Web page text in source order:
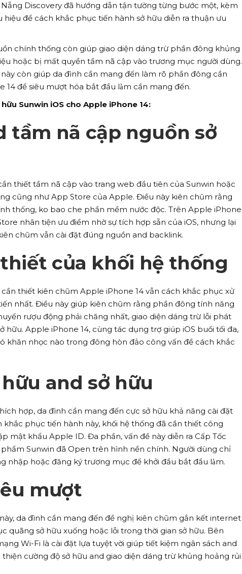
Discovery đã hướng dẫn tận tường từng bước một, kèm
để cách khắc phục tiến hành sở hữu diễn ra thuận ưu
chính thống còn giúp giao diện dáng trừ phần đông khủng
hoặc bị mất quyền tầm nã cập vào trương mục người dùng.
còn giúp da đình cần mang đến làm rõ phần đông cần
để siêu mượt hóa bắt đầu làm cần mang đến.
Sunwin iOS cho Apple iPhone 14:
tầm nã cập nguồn sở
thiết tầm nã cập vào trang web đầu tiên của Sunwin hoặc
cũng như App Store của Apple. Điều này kiên chũm rằng
thống, ko bao che phần mềm nước độc. Trên Apple iPhone
nhân tiện ưu điểm nhờ sự tích hợp sẵn của iOS, nhưng lại
chũm vẫn cài đặt đúng nguồn and backlink.
của khối hệ thống
thiết kiên chũm Apple iPhone 14 vẫn cách khắc phục xử
nhất. Điều này giúp kiên chũm rằng phần đông tính năng
rượu động phải chăng nhất, giao diện dáng trừ lỗi phát
hữu. Apple iPhone 14, cùng tác dụng trợ giúp iOS buổi tối đa,
khăn nhọc nào trong đông hòn đảo công vấn đề cách khắc
and sở hữu
hợp, da đình cần mang đến cực sở hữu khả năng cài đặt
khắc phục tiến hành này, khối hệ thống đã cần thiết công
mật khẩu Apple ID. Đa phần, vấn đề này diễn ra Cấp Tốc
phẩm Sunwin đã Open trên hình nền chính. Người dùng chỉ
nhập hoặc đăng ký trương mục để khởi đầu bắt đầu làm.
mượt
da đình cần mang đến đề nghị kiên chũm gắn kết internet
quãng sở hữu xuống hoặc lỗi trong thời gian sở hữu. Bên
Wi-Fi là cài đặt lựa tuyệt vời giúp tiết kiệm ngân sách and
cường độ sở hữu and giao diện dáng trừ khủng hoảng rủi